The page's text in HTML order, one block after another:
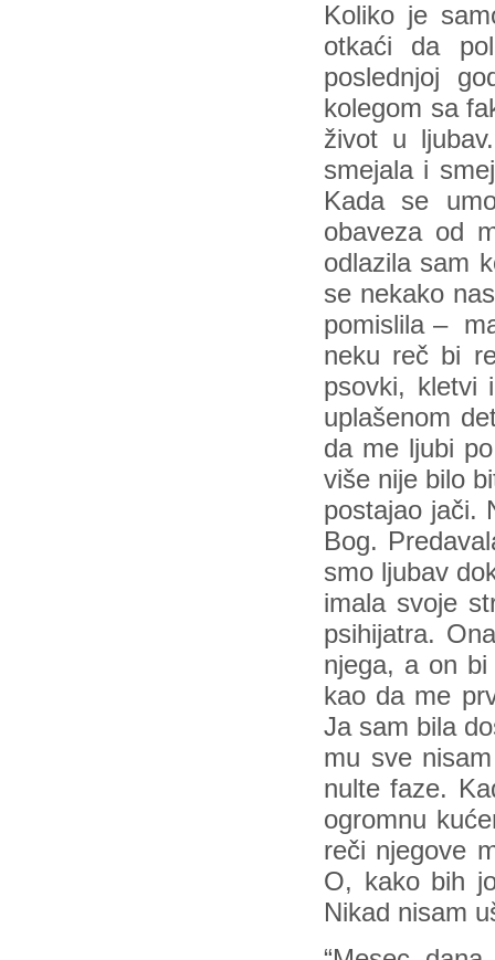
Koliko je
otkaći da
poslednjoj
kolegom sa
život u
smejala i
Kada se
obaveza od
odlazila sam
se nekako
pomislila –
neku reč bi
psovki, kletvi
uplašenom
da me ljubi
više nije bilo
postajao jači.
Bog.
smo ljubav
imala svoje
psihijatra.
njega, a on
kao da me
Ja sam bila
mu sve
nulte faze.
ogromnu
reči njegove
O, kako bih
Nikad nisam